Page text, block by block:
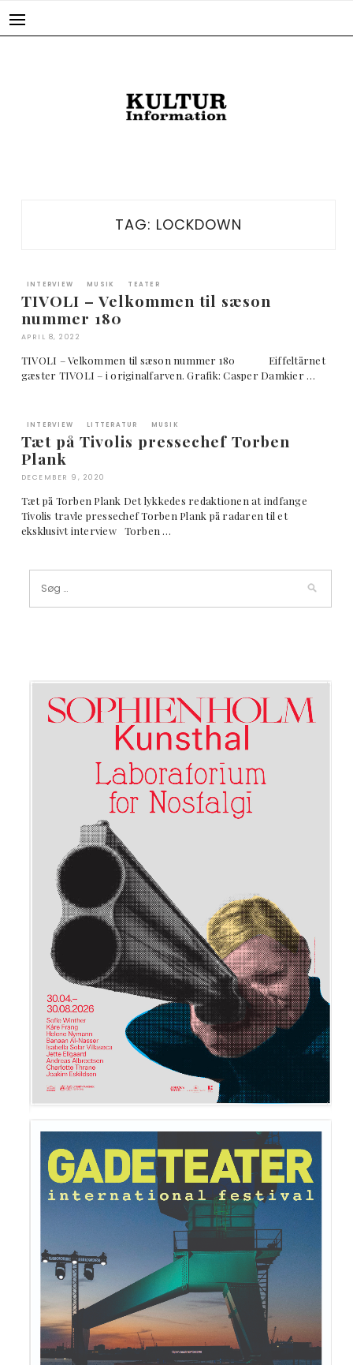
TAG: LOCKDOWN
INTERVIEW MUSIK TEATER
TIVOLI – Velkommen til sæson
nummer 180
APRIL 8, 2022
TIVOLI – Velkommen til sæson nummer 180 Eiffeltårnet
gæster TIVOLI – i originalfarven. Grafik: Casper Damkier …
INTERVIEW LITTERATUR MUSIK
Tæt på Tivolis pressechef Torben
Plank
DECEMBER 9, 2020
Tæt på Torben Plank Det lykkedes redaktionen at indfange
Tivolis travle pressechef Torben Plank på radaren til et
eksklusivt interview Torben …